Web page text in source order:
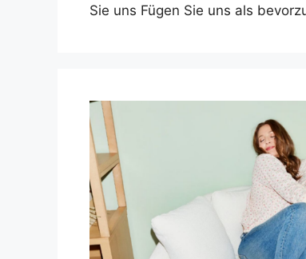
Sie uns Fügen Sie uns als